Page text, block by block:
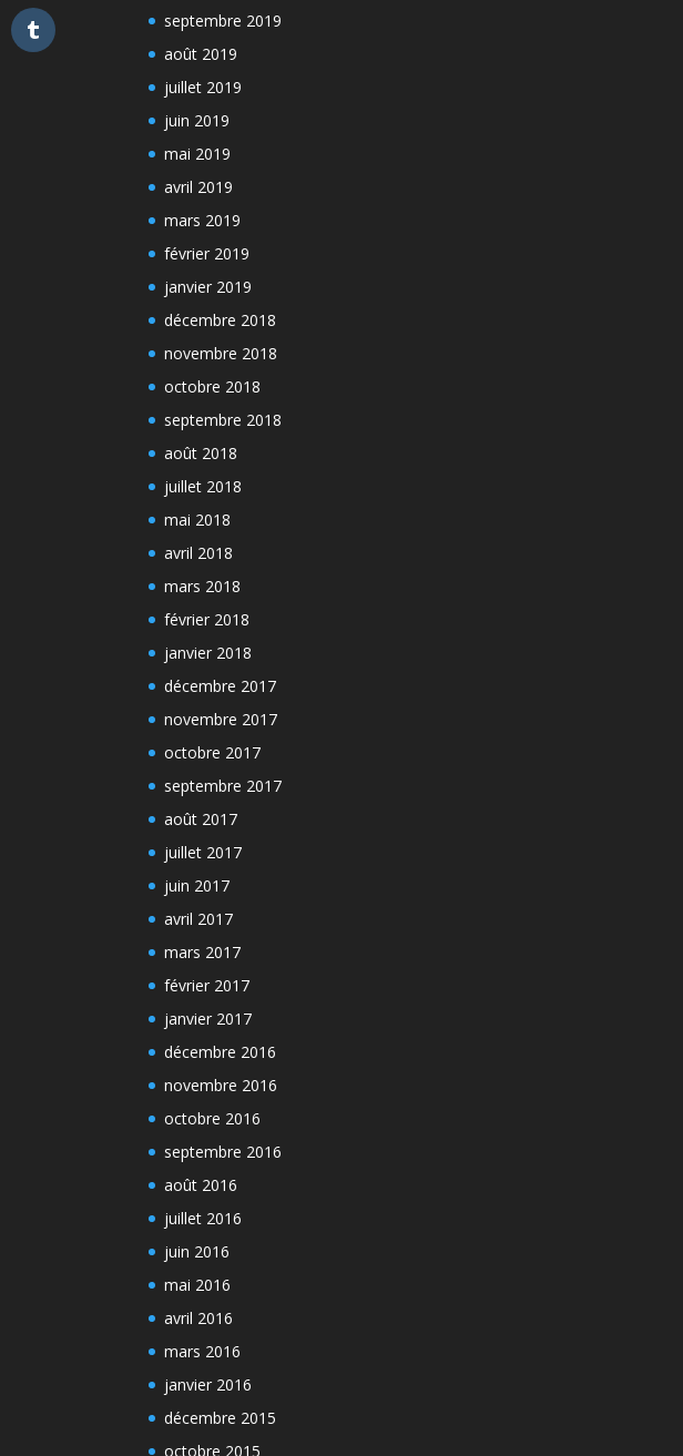
septembre 2019
août 2019
juillet 2019
juin 2019
mai 2019
avril 2019
mars 2019
février 2019
janvier 2019
décembre 2018
novembre 2018
octobre 2018
septembre 2018
août 2018
juillet 2018
mai 2018
avril 2018
mars 2018
février 2018
janvier 2018
décembre 2017
novembre 2017
octobre 2017
septembre 2017
août 2017
juillet 2017
juin 2017
avril 2017
mars 2017
février 2017
janvier 2017
décembre 2016
novembre 2016
octobre 2016
septembre 2016
août 2016
juillet 2016
juin 2016
mai 2016
avril 2016
mars 2016
janvier 2016
décembre 2015
octobre 2015